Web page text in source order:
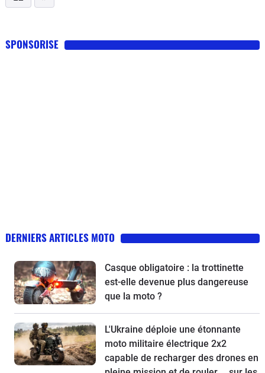
SPONSORISE
DERNIERS ARTICLES MOTO
Casque obligatoire : la trottinette
est-elle devenue plus dangereuse
que la moto ?
L'Ukraine déploie une étonnante
moto militaire électrique 2x2
capable de recharger des drones en